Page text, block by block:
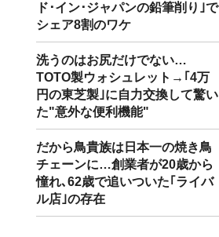
ド･イン･ジャパンの鉛筆削り｣で
シェア8割のワケ
洗うのはお尻だけでない…
TOTO製ウォシュレット→｢4万
円の東芝製｣に自力交換して驚い
た"意外な便利機能"
だから鳥貴族は日本一の焼き鳥
チェーンに…創業者が20歳から
憧れ､62歳で追いついた｢ライバ
ル店｣の存在